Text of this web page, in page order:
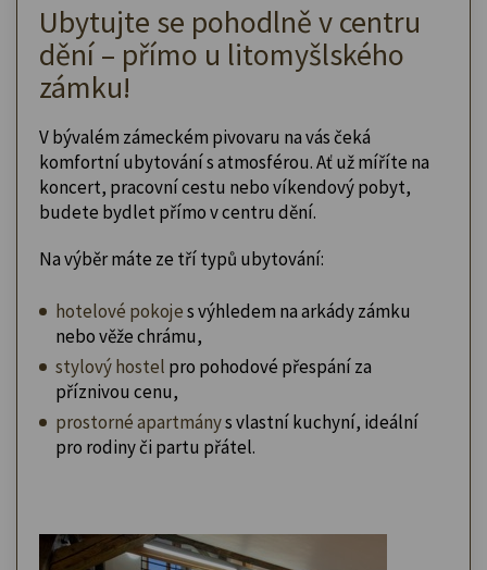
Ubytujte se pohodlně v centru
dění – přímo u litomyšlského
zámku!
V bývalém zámeckém pivovaru na vás čeká
komfortní ubytování s atmosférou. Ať už míříte na
koncert, pracovní cestu nebo víkendový pobyt,
budete bydlet přímo v centru dění.
Na výběr máte ze tří typů ubytování:
hotelové pokojes výhledem na arkády zámku
nebo věže chrámu,
stylový hostel pro pohodové přespání za
příznivou cenu,
prostorné apartmánys vlastní kuchyní, ideální
pro rodiny či partu přátel.